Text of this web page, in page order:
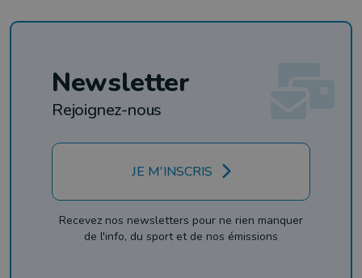
Newsletter
Rejoignez-nous
JE M'INSCRIS
Recevez nos newsletters pour ne rien manquer
de l'info, du sport et de nos émissions